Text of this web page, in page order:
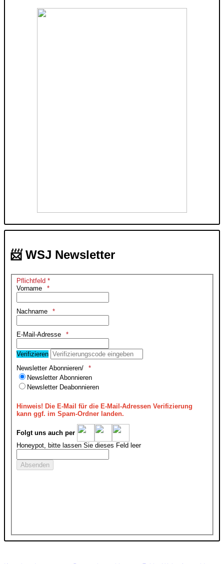
📨 WSJ Newsletter
Pflichtfeld *
Vorname
Nachname
E-Mail-Adresse
Verifizieren
Newsletter Abonnieren/
Newsletter Abonnieren
Newsletter Deabonnieren
Hinweis! Die E-Mail für die E-Mail-Adressen Verifizierung
kann ggf. im Spam-Ordner landen.
Folgt uns auch per
Honeypot, bitte lassen Sie dieses Feld leer